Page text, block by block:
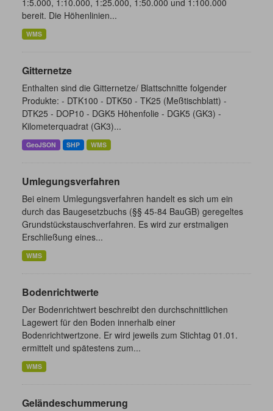
1:5.000, 1:10.000, 1:25.000, 1:50.000 und 1:100.000
bereit. Die Höhenlinien...
WMS
Gitternetze
Enthalten sind die Gitternetze/ Blattschnitte folgender
Produkte: - DTK100 - DTK50 - TK25 (Meßtischblatt) -
DTK25 - DOP10 - DGK5 Höhenfolie - DGK5 (GK3) -
Kilometerquadrat (GK3)...
GeoJSON SHP WMS
Umlegungsverfahren
Bei einem Umlegungsverfahren handelt es sich um ein
durch das Baugesetzbuchs (§§ 45-84 BauGB) geregeltes
Grundstückstauschverfahren. Es wird zur erstmaligen
Erschließung eines...
WMS
Bodenrichtwerte
Der Bodenrichtwert beschreibt den durchschnittlichen
Lagewert für den Boden innerhalb einer
Bodenrichtwertzone. Er wird jeweils zum Stichtag 01.01.
ermittelt und spätestens zum...
WMS
Geländeschummerung